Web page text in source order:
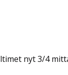
nyt 3/4